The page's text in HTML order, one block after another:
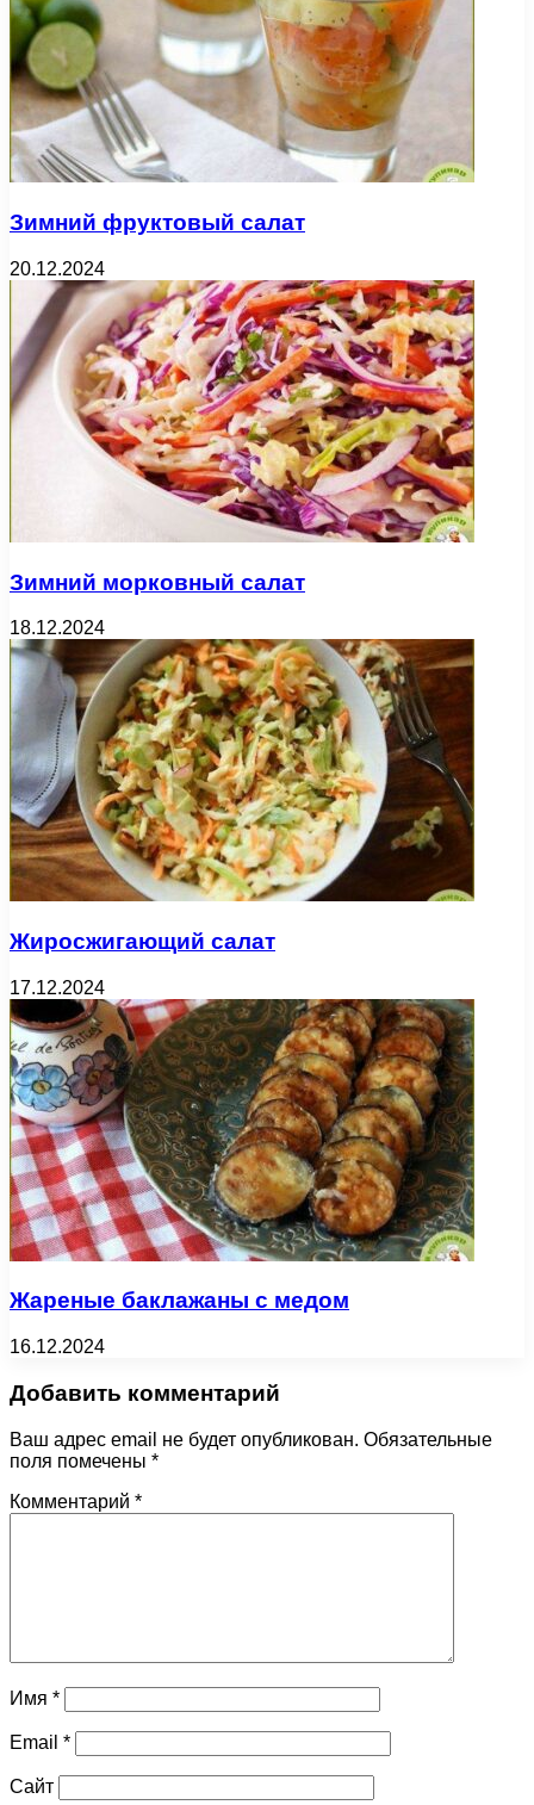
Зимний фруктовый салат
20.12.2024
Зимний морковный салат
18.12.2024
Жиросжигающий салат
17.12.2024
Жареные баклажаны с медом
16.12.2024
Добавить комментарий
Ваш адрес email не будет опубликован. Обязательные
поля помечены *
Комментарий *
Имя *
Email *
Сайт